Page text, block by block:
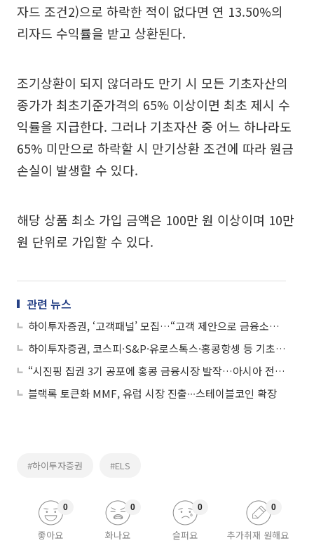
자드 조건2)으로 하락한 적이 없다면 연 13.50%의
리자드 수익률을 받고 상환된다.
조기상환이 되지 않더라도 만기 시 모든 기초자산의
종가가 최초기준가격의 65% 이상이면 최초 제시 수
익률을 지급한다. 그러나 기초자산 중 어느 하나라도
65% 미만으로 하락할 시 만기상환 조건에 따라 원금
손실이 발생할 수 있다.
해당 상품 최소 가입 금액은 100만 원 이상이며 10만
원 단위로 가입할 수 있다.
관련 뉴스
하이투자증권, ‘고객패널’ 모집…“고객 제안으로 금융소비자 보호 강화”
하이투자증권, 코스피·S&P·유로스톡스·홍콩항셍 등 기초 ELS 2종 공모
“시진핑 집권 3기 공포에 홍콩 금융시장 발작…아시아 전이 여부 주목해야”
블랙록 토큰화 MMF, 유럽 시장 진출∙∙∙스테이블코인 확장
#하이투자증권 #ELS
좋아요
0
화나요
0
슬퍼요
0
추가취재 원해요
0